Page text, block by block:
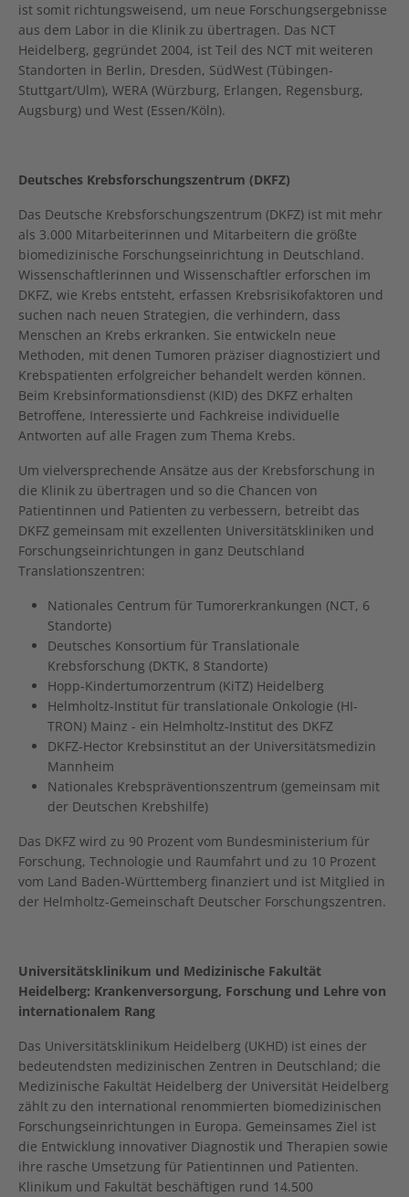
ist somit richtungsweisend, um neue Forschungsergebnisse
aus dem Labor in die Klinik zu übertragen. Das NCT
Heidelberg, gegründet 2004, ist Teil des NCT mit weiteren
Standorten in Berlin, Dresden, SüdWest (Tübingen-
Stuttgart/Ulm), WERA (Würzburg, Erlangen, Regensburg,
Augsburg) und West (Essen/Köln).
Deutsches Krebsforschungszentrum (DKFZ)
Das Deutsche Krebsforschungszentrum (DKFZ) ist mit mehr
als 3.000 Mitarbeiterinnen und Mitarbeitern die größte
biomedizinische Forschungseinrichtung in Deutschland.
Wissenschaftlerinnen und Wissenschaftler erforschen im
DKFZ, wie Krebs entsteht, erfassen Krebsrisikofaktoren und
suchen nach neuen Strategien, die verhindern, dass
Menschen an Krebs erkranken. Sie entwickeln neue
Methoden, mit denen Tumoren präziser diagnostiziert und
Krebspatienten erfolgreicher behandelt werden können.
Beim Krebsinformationsdienst (KID) des DKFZ erhalten
Betroffene, Interessierte und Fachkreise individuelle
Antworten auf alle Fragen zum Thema Krebs.
Um vielversprechende Ansätze aus der Krebsforschung in
die Klinik zu übertragen und so die Chancen von
Patientinnen und Patienten zu verbessern, betreibt das
DKFZ gemeinsam mit exzellenten Universitätskliniken und
Forschungseinrichtungen in ganz Deutschland
Translationszentren:
Nationales Centrum für Tumorerkrankungen (NCT, 6
Standorte)
Deutsches Konsortium für Translationale
Krebsforschung (DKTK, 8 Standorte)
Hopp-Kindertumorzentrum (KiTZ) Heidelberg
Helmholtz-Institut für translationale Onkologie (HI-
TRON) Mainz - ein Helmholtz-Institut des DKFZ
DKFZ-Hector Krebsinstitut an der Universitätsmedizin
Mannheim
Nationales Krebspräventionszentrum (gemeinsam mit
der Deutschen Krebshilfe)
Das DKFZ wird zu 90 Prozent vom Bundesministerium für
Forschung, Technologie und Raumfahrt und zu 10 Prozent
vom Land Baden-Württemberg finanziert und ist Mitglied in
der Helmholtz-Gemeinschaft Deutscher Forschungszentren.
Universitätsklinikum und Medizinische Fakultät
Heidelberg: Krankenversorgung, Forschung und Lehre von
internationalem Rang
Das Universitätsklinikum Heidelberg (UKHD) ist eines der
bedeutendsten medizinischen Zentren in Deutschland; die
Medizinische Fakultät Heidelberg der Universität Heidelberg
zählt zu den international renommierten biomedizinischen
Forschungseinrichtungen in Europa. Gemeinsames Ziel ist
die Entwicklung innovativer Diagnostik und Therapien sowie
ihre rasche Umsetzung für Patientinnen und Patienten.
Klinikum und Fakultät beschäftigen rund 14.500